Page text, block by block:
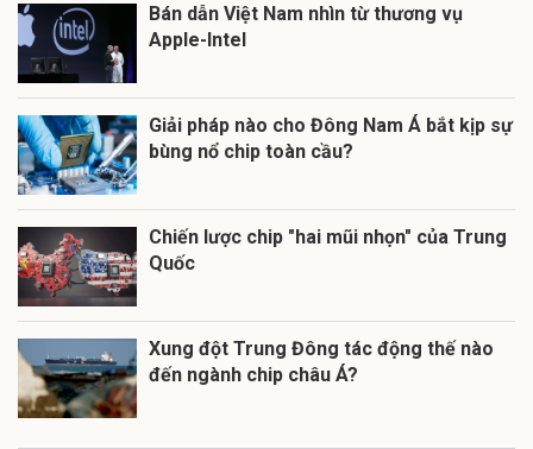
Bán dẫn Việt Nam nhìn từ thương vụ
Apple-Intel
Giải pháp nào cho Đông Nam Á bắt kịp sự
bùng nổ chip toàn cầu?
Chiến lược chip "hai mũi nhọn" của Trung
Quốc
Xung đột Trung Đông tác động thế nào
đến ngành chip châu Á?